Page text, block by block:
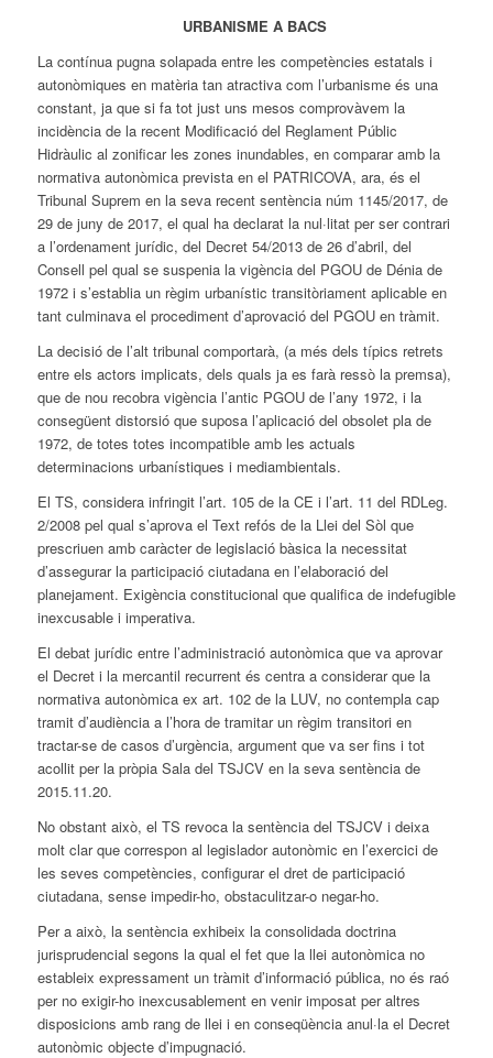
URBANISME A BACS
La contínua pugna solapada entre les competències estatals i
autonòmiques en matèria tan atractiva com l’urbanisme és una
constant, ja que si fa tot just uns mesos comprovàvem la
incidència de la recent Modificació del Reglament Públic
Hidràulic al zonificar les zones inundables, en comparar amb la
normativa autonòmica prevista en el PATRICOVA, ara, és el
Tribunal Suprem en la seva recent sentència núm 1145/2017, de
29 de juny de 2017, el qual ha declarat la nul·litat per ser contrari
a l’ordenament jurídic, del Decret 54/2013 de 26 d’abril, del
Consell pel qual se suspenia la vigència del PGOU de Dénia de
1972 i s’establia un règim urbanístic transitòriament aplicable en
tant culminava el procediment d’aprovació del PGOU en tràmit.
La decisió de l’alt tribunal comportarà, (a més dels típics retrets
entre els actors implicats, dels quals ja es farà ressò la premsa),
que de nou recobra vigència l’antic PGOU de l’any 1972, i la
consegüent distorsió que suposa l’aplicació del obsolet pla de
1972, de totes totes incompatible amb les actuals
determinacions urbanístiques i mediambientals.
El TS, considera infringit l’art. 105 de la CE i l’art. 11 del RDLeg.
2/2008 pel qual s’aprova el Text refós de la Llei del Sòl que
prescriuen amb caràcter de legislació bàsica la necessitat
d’assegurar la participació ciutadana en l’elaboració del
planejament. Exigència constitucional que qualifica de indefugible
inexcusable i imperativa.
El debat jurídic entre l’administració autonòmica que va aprovar
el Decret i la mercantil recurrent és centra a considerar que la
normativa autonòmica ex art. 102 de la LUV, no contempla cap
tramit d’audiència a l’hora de tramitar un règim transitori en
tractar-se de casos d’urgència, argument que va ser fins i tot
acollit per la pròpia Sala del TSJCV en la seva sentència de
2015.11.20.
No obstant això, el TS revoca la sentència del TSJCV i deixa
molt clar que correspon al legislador autonòmic en l’exercici de
les seves competències, configurar el dret de participació
ciutadana, sense impedir-ho, obstaculitzar-o negar-ho.
Per a això, la sentència exhibeix la consolidada doctrina
jurisprudencial segons la qual el fet que la llei autonòmica no
estableix expressament un tràmit d’informació pública, no és raó
per no exigir-ho inexcusablement en venir imposat per altres
disposicions amb rang de llei i en conseqüència anul·la el Decret
autonòmic objecte d’impugnació.